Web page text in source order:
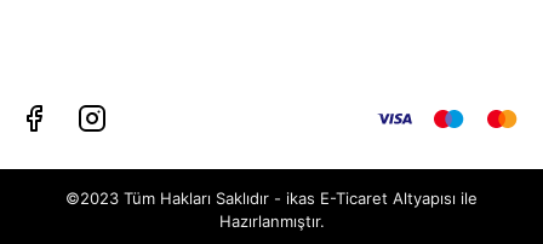
©2023 Tüm Hakları Saklıdır - ikas E-Ticaret Altyapısı ile
Hazırlanmıştır.